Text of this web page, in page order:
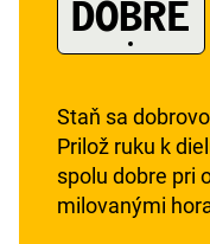
DOBRE
Staň sa
Prilož ruku k
spolu dobre pri
milovanými